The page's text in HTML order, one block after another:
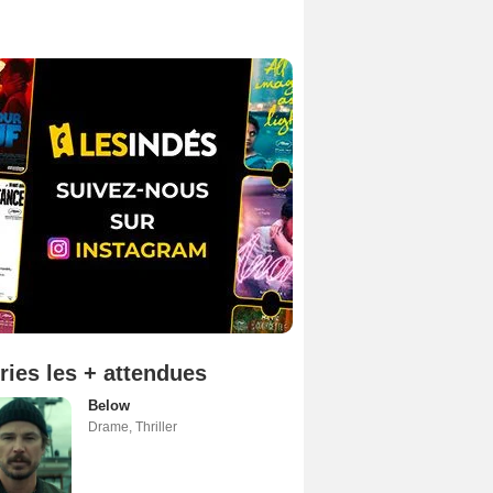
les + attendues
Below
Drame Thriller